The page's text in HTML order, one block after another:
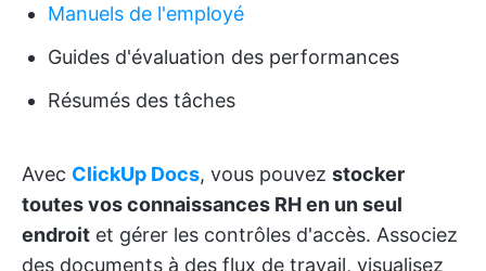
Manuels de l'employé
Guides d'évaluation des performances
Résumés des tâches
Avec ClickUp Docs, vous pouvez stocker
toutes vos connaissances RH en un seul
endroit et gérer les contrôles d'accès. Associez
des documents à des flux de travail, visualisez